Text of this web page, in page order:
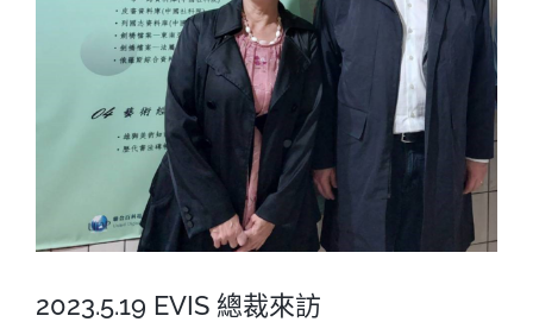
2023.5.19 EVIS 總裁來訪